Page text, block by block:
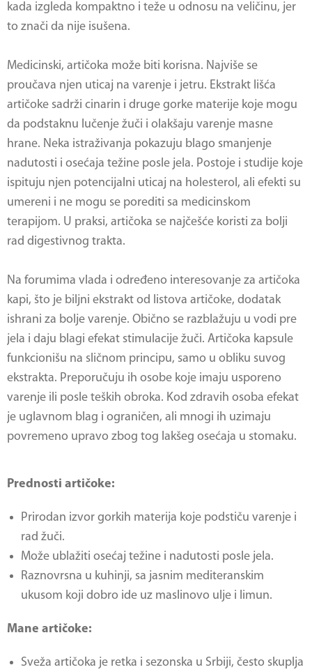
kada izgleda kompaktno i teže u odnosu na veličinu, jer
to znači da nije isušena.
Medicinski, artičoka može biti korisna. Najviše se
proučava njen uticaj na varenje i jetru. Ekstrakt lišća
artičoke sadrži cinarin i druge gorke materije koje mogu
da podstaknu lučenje žuči i olakšaju varenje masne
hrane. Neka istraživanja pokazuju blago smanjenje
nadutosti i osećaja težine posle jela. Postoje i studije koje
ispituju njen potencijalni uticaj na holesterol, ali efekti su
umereni i ne mogu se porediti sa medicinskom
terapijom. U praksi, artičoka se najčešće koristi za bolji
rad digestivnog trakta.
Na forumima vlada i određeno interesovanje za artičoka
kapi, što je biljni ekstrakt od listova artičoke, dodatak
ishrani za bolje varenje. Obično se razblažuju u vodi pre
jela i daju blagi efekat stimulacije žuči. Artičoka kapsule
funkcionišu na sličnom principu, samo u obliku suvog
ekstrakta. Preporučuju ih osobe koje imaju usporeno
varenje ili posle teških obroka. Kod zdravih osoba efekat
je uglavnom blag i ograničen, ali mnogi ih uzimaju
povremeno upravo zbog tog lakšeg osećaja u stomaku.
Prednosti artičoke:
Prirodan izvor gorkih materija koje podstiču varenje i
rad žuči.
Može ublažiti osećaj težine i nadutosti posle jela.
Raznovrsna u kuhinji, sa jasnim mediteranskim
ukusom koji dobro ide uz maslinovo ulje i limun.
Mane artičoke:
Sveža artičoka je retka i sezonska u Srbiji, često skuplja